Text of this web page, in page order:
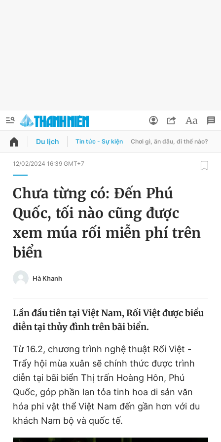
QUẢNG CÁO
Chuyên mục
Chuyên mục khác
Chào ngày mới
Tin thị trường
Video Magazine
Sản phẩm khác
Tiện ích Bạn cần biết
Thông tin tòa soạn Liên hệ quảng cáo
Đổi mật khẩu
Tin đã lưu
Tin đã xem
Du lịch Tin tức - Sự kiện Chơi gì, ăn đâu, đi thế nào?
12/02/2024 16:39 GMT+7
Chưa từng có: Đến Phú
Quốc, tối nào cũng được
xem múa rối miễn phí trên
biển
Hà Khanh
Lần đầu tiên tại Việt Nam, Rối Việt được biểu
diễn tại thủy đình trên bãi biển.
Từ 16.2, chương trình nghệ thuật Rối Việt -
Trẩy hội mùa xuân sẽ chính thức được trình
diễn tại bãi biển Thị trấn Hoàng Hôn, Phú
Quốc, góp phần lan tỏa tinh hoa di sản văn
hóa phi vật thể Việt Nam đến gần hơn với du
khách Nam bộ và quốc tế.